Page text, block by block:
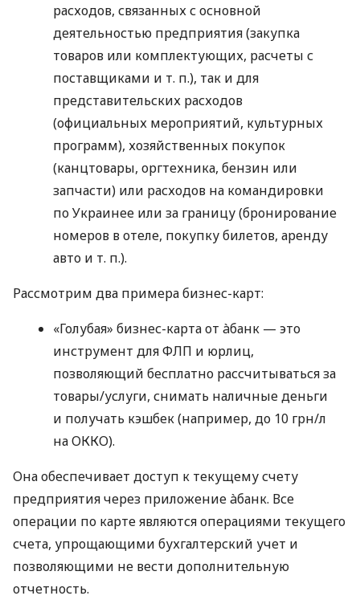
расходов, связанных с основной
деятельностью предприятия (закупка
товаров или комплектующих, расчеты с
поставщиками и т. п.), так и для
представительских расходов
(официальных мероприятий, культурных
программ), хозяйственных покупок
(канцтовары, оргтехника, бензин или
запчасти) или расходов на командировки
по Украинее или за границу (бронирование
номеров в отеле, покупку билетов, аренду
авто и т. п.).
Рассмотрим два примера бизнес-карт:
«Голубая» бизнес-карта от àбанк — это
инструмент для ФЛП и юрлиц,
позволяющий бесплатно рассчитываться за
товары/услуги, снимать наличные деньги
и получать кэшбек (например, до 10 грн/л
на ОККО).
Она обеспечивает доступ к текущему счету
предприятия через приложение àбанк. Все
операции по карте являются операциями текущего
счета, упрощающими бухгалтерский учет и
позволяющими не вести дополнительную
отчетность.